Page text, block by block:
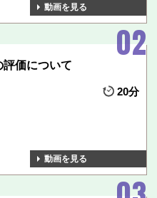
動画を見る
評価について
20分
動画を見る